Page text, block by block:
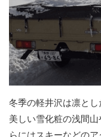
冬季の軽井沢は凛と
美しい雪化粧の浅間